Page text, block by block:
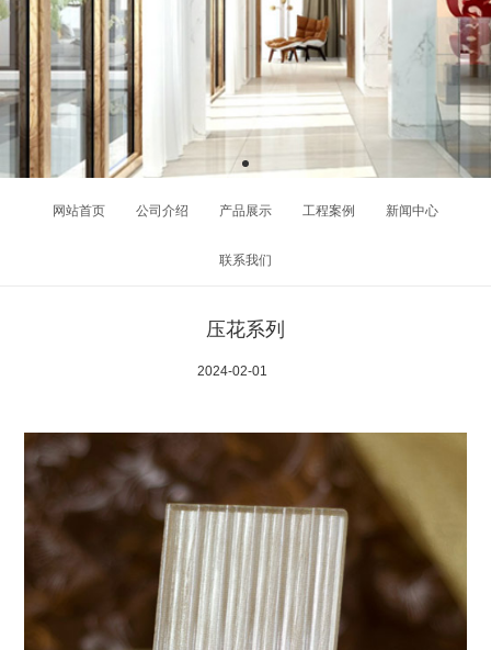
网站首页 公司介绍 产品展示 工程案例 新闻中心
联系我们
压花系列
2024-02-01